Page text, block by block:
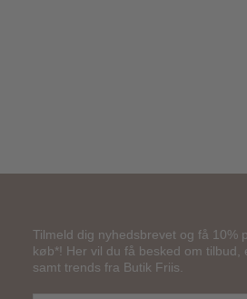
Tilmeld dig nyhedsbrevet og få 10%
køb*! Her vil du få besked om tilbud,
samt trends fra Butik Friis.